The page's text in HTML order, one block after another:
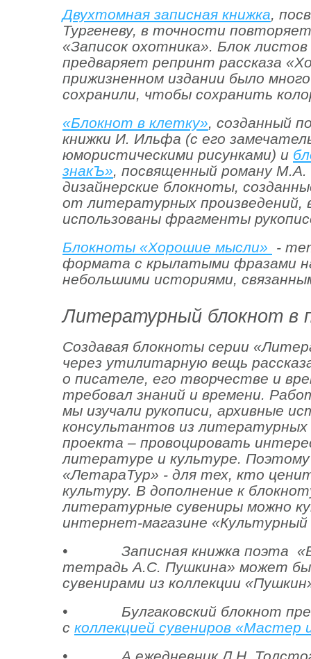
Двухтомная записная книжка,
Тургеневу, в точности
«Записок охотника». Блок листов
предваряет репринт рассказа
прижизненном издании было
сохранили, чтобы сохранить
«Блокнот в клетку», созданный
книжки И. Ильфа (с его
юмористическими рисунками) и
знакЪ», посвященный роману М.А.
дизайнерские блокноты,
от литературных произведений,
использованы фрагменты
Блокноты «Хорошие мысли» -
формата с крылатыми фразами
небольшими историями,
Литературный блокнот в
Создавая блокноты серии
через утилитарную вещь
о писателе, его творчестве и
требовал знаний и времени.
мы изучали рукописи, архивные
консультантов из литературных
проекта – провоцировать
литературе и культуре.
«ЛетараТур» - для тех, кто
культуру. В дополнение к
литературные сувениры можно
интернет-магазине «Культурный
• Записная книжка поэта
тетрадь А.С. Пушкина» может
сувенирами из коллекции
• Булгаковский блокнот
с коллекцией сувениров «Мастер